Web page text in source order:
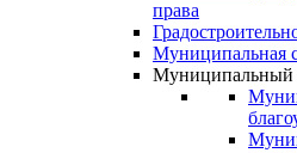
права
Муниципальная
Муниципальный